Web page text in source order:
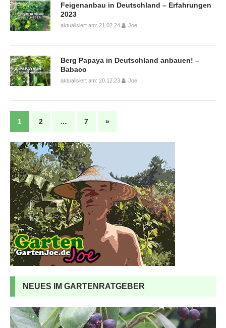
Feigenanbau in Deutschland – Erfahrungen
2023
aktualisiert am: 21.02.24 Joe
Berg Papaya in Deutschland anbauen! –
Babaco
aktualisiert am: 20.12.23 Joe
1 2 … 7 »
NEUES IM GARTENRATGEBER